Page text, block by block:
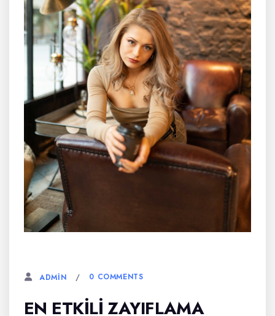
ADMIN 0 COMMENTS
EN ETKILI ZAYIFLAMA